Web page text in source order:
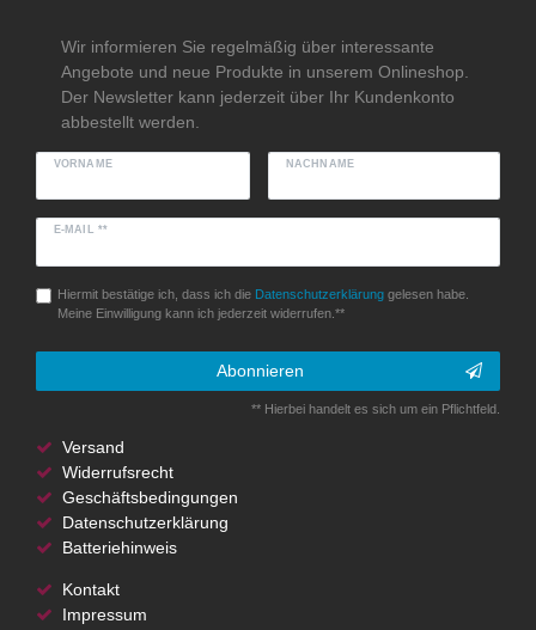
Wir informieren Sie regelmäßig über interessante
Angebote und neue Produkte in unserem Onlineshop.
Der Newsletter kann jederzeit über Ihr Kundenkonto
abbestellt werden.
VORNAME NACHNAME
E-MAIL **
Hiermit bestätige ich, dass ich die Daten­schutz­erklärunggelesen habe.
Meine Einwilligung kann ich jederzeit widerrufen.**
Abonnieren
** Hierbei handelt es sich um ein Pflichtfeld.
Versand
Widerrufsrecht
Geschäftsbedingungen
Datenschutzerklärung
Batteriehinweis
Kontakt
Impressum